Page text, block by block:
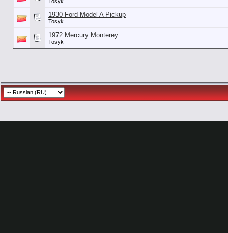
1930 Ford Model A Pickup
Tosyk
1972 Mercury Monterey
Tosyk